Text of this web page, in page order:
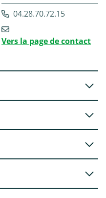
04.28.70.72.15
Vers la page de contact